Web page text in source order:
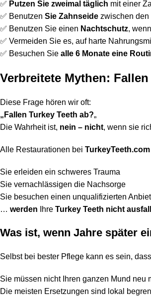
✅ Putzen Sie zweimal täglich mit einer
✅ Benutzen Sie Zahnseide zwischen den
✅ Benutzen Sie einen Nachtschutz,
✅ Vermeiden Sie es, auf harte
✅ Besuchen Sie alle 6 Monate eine
Verbreitete Mythen:
Diese Frage hören wir oft:
„Fallen Turkey Teeth ab?„
Die Wahrheit ist, nein – nicht, wenn sie
Alle Restaurationen bei TurkeyTeeth.com
Sie erleiden ein schweres Trauma
Sie vernachlässigen die Nachsorge
Sie besuchen einen unqualifizierten
… werden Ihre Turkey Teeth nicht
Was ist, wenn Jahre später
Selbst bei bester Pflege kann es sein,
Sie müssen nicht Ihren ganzen Mund neu
Die meisten Ersetzungen sind lokal